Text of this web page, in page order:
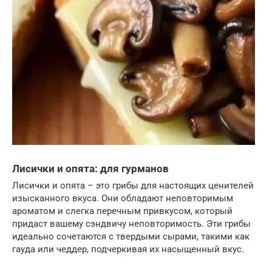
Лисички и опята: для гурманов
Лисички и опята – это грибы для настоящих ценителей
изысканного вкуса. Они обладают неповторимым
ароматом и слегка перечным привкусом, который
придаст вашему сэндвичу неповторимость. Эти грибы
идеально сочетаются с твердыми сырами, такими как
гауда или чеддер, подчеркивая их насыщенный вкус.